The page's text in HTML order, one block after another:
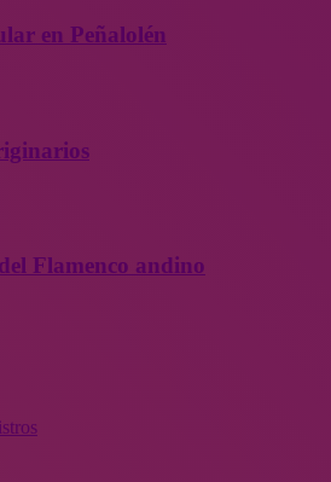
en Peñalolén
Flamenco andino